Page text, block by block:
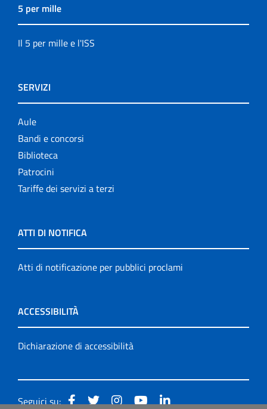
5 per mille
Il 5 per mille e l'ISS
SERVIZI
Aule
Bandi e concorsi
Biblioteca
Patrocini
Tariffe dei servizi a terzi
ATTI DI NOTIFICA
Atti di notificazione per pubblici proclami
ACCESSIBILITÀ
Dichiarazione di accessibilità
Seguici su: